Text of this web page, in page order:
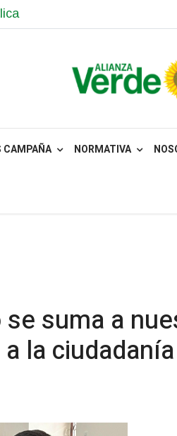
CAMPAÑA NORMATIVA
suma a
la ciudadanía